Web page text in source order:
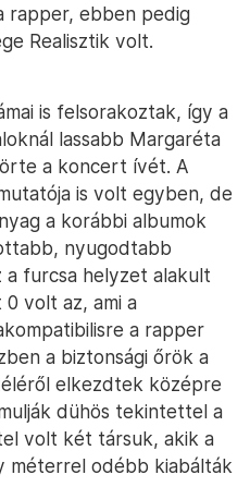
rapper, ebben pedig
Realisztik volt.
is felsorakoztak, így a
lassabb Margaréta
a koncert ívét. A
is volt egyben, de
a korábbi albumok
nyugodtabb
furcsa helyzet alakult
volt az, ami a
a rapper
a biztonsági őrök a
elkezdtek középre
dühös tekintettel a
volt két társuk, akik a
méterrel odébb kiabálták